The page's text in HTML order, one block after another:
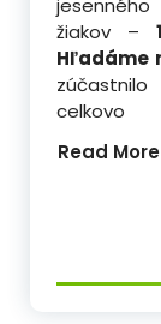
žiakov –
Hľadáme
zúčastnilo
celkovo
Read More